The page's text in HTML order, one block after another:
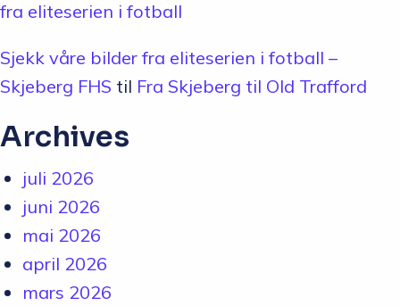
fra eliteserien i fotball
Sjekk våre bilder fra eliteserien i fotball –
Skjeberg FHS til Fra Skjeberg til Old Trafford
Archives
juli 2026
juni 2026
mai 2026
april 2026
mars 2026